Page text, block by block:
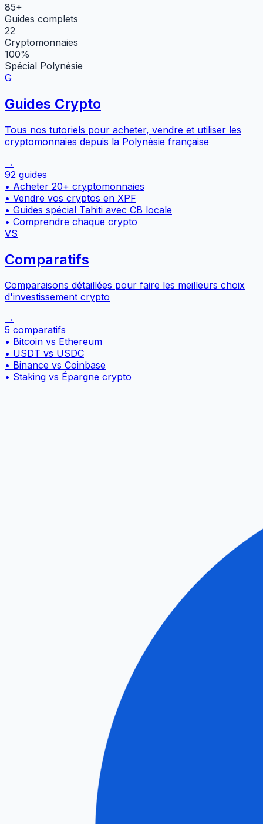
85+
Guides complets
22
Cryptomonnaies
100%
Spécial Polynésie
G
Guides Crypto
Tous nos tutoriels pour acheter, vendre et utiliser les
cryptomonnaies depuis la Polynésie française
→
92 guides
• Acheter 20+ cryptomonnaies
• Vendre vos cryptos en XPF
• Guides spécial Tahiti avec CB locale
• Comprendre chaque crypto
VS
Comparatifs
Comparaisons détaillées pour faire les meilleurs choix
d'investissement crypto
→
5 comparatifs
• Bitcoin vs Ethereum
• USDT vs USDC
• Binance vs Coinbase
• Staking vs Épargne crypto